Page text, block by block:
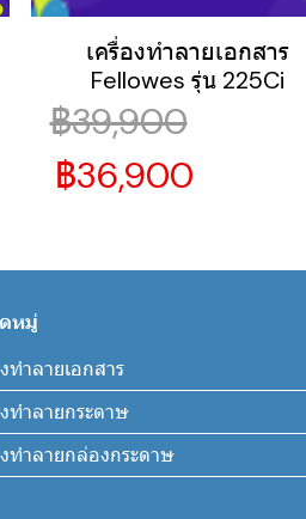
เครื่องทำลายเอกสาร
Fellowes รุ่น 225Ci
฿39,900
฿36,900
หมู่
ทำลายเอกสาร
ทำลายกระดาษ
งทำลายกล่องกระดาษ